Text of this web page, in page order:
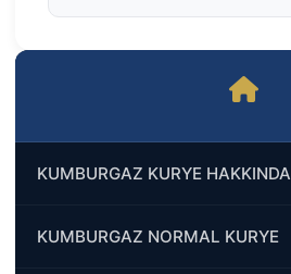
KUMBURGAZ KURYE HAKKINDA
KUMBURGAZ NORMAL KURYE